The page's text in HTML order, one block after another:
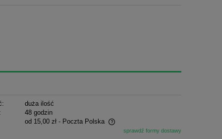
duża ilość
48 godzin
od 15,00 zł - Poczta Polska
sprawdź formy dostawy